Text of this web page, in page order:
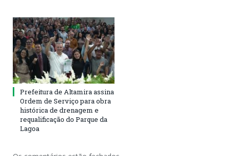
Prefeitura de Altamira assina
Ordem de Serviço para obra
histórica de drenagem e
requalificação do Parque da
Lagoa